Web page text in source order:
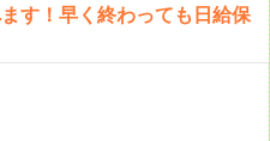
す！早く終わっても日給保